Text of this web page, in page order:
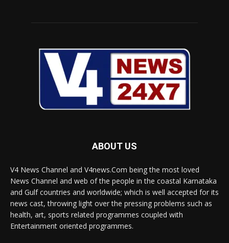
ABOUT US
V4 News Channel and V4news.Com being the most loved
News Channel and web of the people in the coastal Karnataka
and Gulf countries and worldwide; which is well accepted for its
news cast, throwing light over the pressing problems such as
health, art, sports related programmes coupled with
Entertainment oriented programmes.